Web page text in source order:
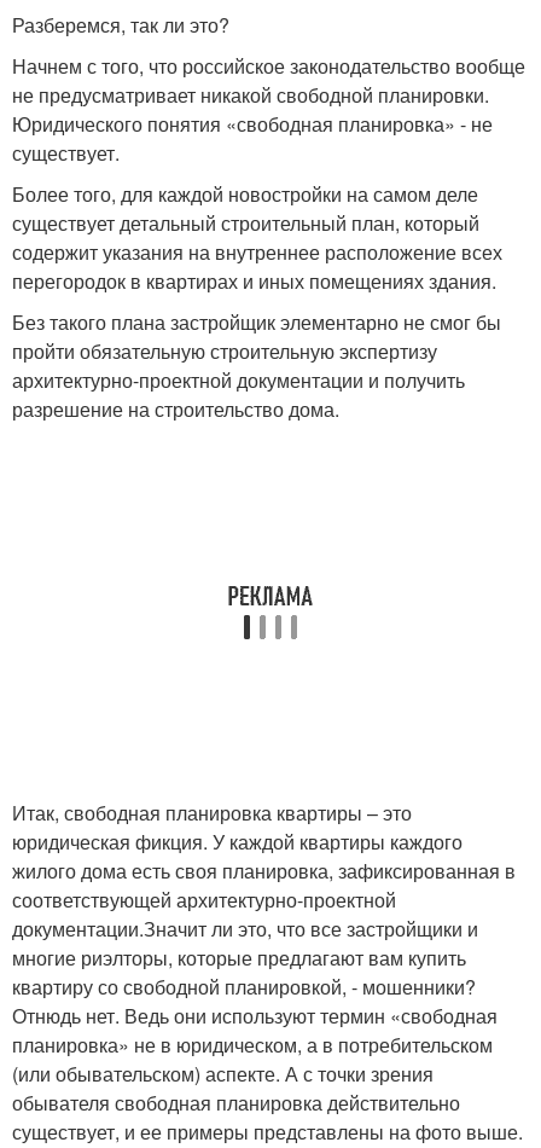
Разберемся, так ли это?
Начнем с того, что российское законодательство вообще
не предусматривает никакой свободной планировки.
Юридического понятия «свободная планировка» - не
существует.
Более того, для каждой новостройки на самом деле
существует детальный строительный план, который
содержит указания на внутреннее расположение всех
перегородок в квартирах и иных помещениях здания.
Без такого плана застройщик элементарно не смог бы
пройти обязательную строительную экспертизу
архитектурно-проектной документации и получить
разрешение на строительство дома.
Итак, свободная планировка квартиры – это
юридическая фикция. У каждой квартиры каждого
жилого дома есть своя планировка, зафиксированная в
соответствующей архитектурно-проектной
документации.Значит ли это, что все застройщики и
многие риэлторы, которые предлагают вам купить
квартиру со свободной планировкой, - мошенники?
Отнюдь нет. Ведь они используют термин «свободная
планировка» не в юридическом, а в потребительском
(или обывательском) аспекте. А с точки зрения
обывателя свободная планировка действительно
существует, и ее примеры представлены на фото выше.